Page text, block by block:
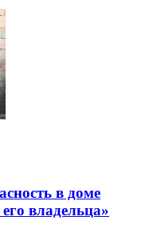
в доме
владельца»